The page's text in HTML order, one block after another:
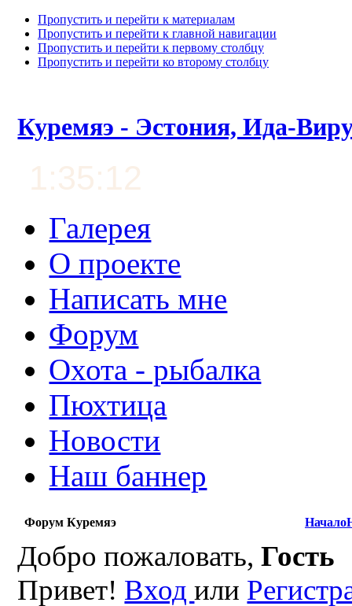
Пропустить и перейти к материалам
Пропустить и перейти к главной навигации
Пропустить и перейти к первому столбцу
Пропустить и перейти ко второму столбцу
Куремяэ - Эстония, Ида-
1:35:13
Галерея
О проекте
Написать мне
Форум
Охота - рыбалка
Пюхтица
Новости
Наш баннер
Форум Куремяэ Начало
Добро пожаловать,Гость
Привет! Входили